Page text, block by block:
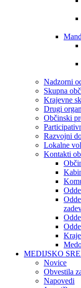
Nadzorni
Skupna
Krajevne
Drugi
Občinski
Razvojni
Lokalne
Kontakti
MEDIJSKO
Novice
Obvestila
Napovedi